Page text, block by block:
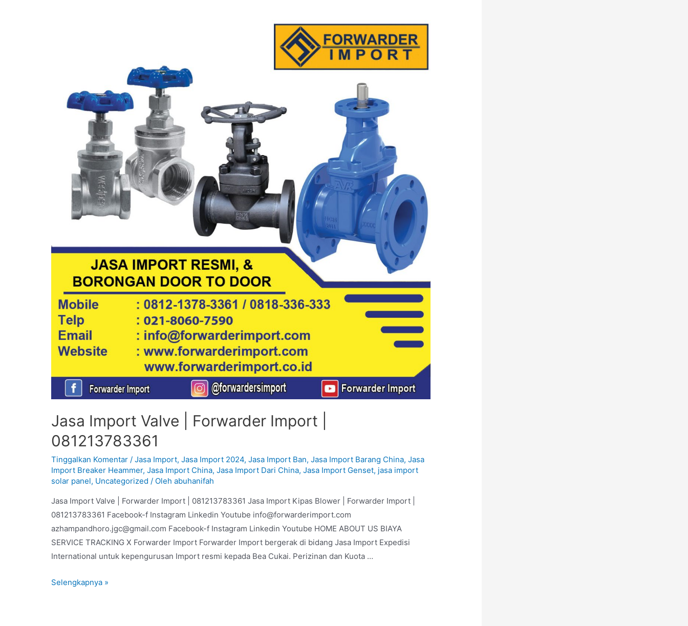
Jasa Import Valve | Forwarder Import |
081213783361
Tinggalkan Komentar /Jasa Import,Jasa Import 2024,Jasa Import Ban,Jasa Import Barang China,Jasa
Import Breaker Heammer,Jasa Import China,Jasa Import Dari China,Jasa Import Genset, jasa import
solar panel, Uncategorized / Olehabuhanifah
Jasa Import Valve | Forwarder Import | 081213783361 Jasa Import Kipas Blower | Forwarder Import |
081213783361 Facebook-f Instagram Linkedin Youtube info@forwarderimport.com
azhampandhoro.jgc@gmail.com Facebook-f Instagram Linkedin Youtube HOME ABOUT US BIAYA
SERVICE TRACKING X Forwarder Import Forwarder Import bergerak di bidang Jasa Import Expedisi
International untuk kepengurusan Import resmi kepada Bea Cukai. Perizinan dan Kuota …
Selengkapnya »